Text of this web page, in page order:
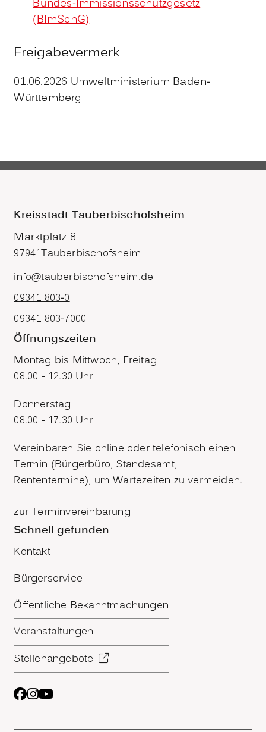
Bundes-Immissionsschutzgesetz
(BImSchG)
Freigabevermerk
01.06.2026 Umweltministerium Baden-
Württemberg
Kreisstadt Tauberbischofsheim
Marktplatz 8
97941Tauberbischofsheim
info@tauberbischofsheim.de
09341 803-0
09341 803-7000
Öffnungszeiten
Montag bis Mittwoch, Freitag
08.00 - 12.30 Uhr
Donnerstag
08.00 - 17.30 Uhr
Vereinbaren Sie online oder telefonisch einen
Termin (Bürgerbüro, Standesamt,
Rententermine), um Wartezeiten zu vermeiden.
zur Terminvereinbarung
Schnell gefunden
Kontakt
Bürgerservice
Öffentliche Bekanntmachungen
Veranstaltungen
Stellenangebote